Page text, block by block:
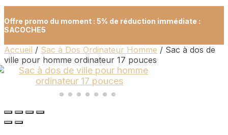
Offre promo du moment : 5% de réduction immédiate :
SACOCHE5
Accueil / Sac à Dos Ordinateur Homme / Sac à dos de
ville pour homme ordinateur 17 pouces